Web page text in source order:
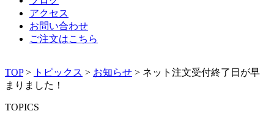
アクセス
お問い合わせ
ご注文はこちら
TOP> トピックス > お知らせ > ネット注文受付終了日が早
まりました！
TOPICS